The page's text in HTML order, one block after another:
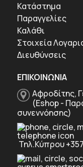
Κατάστημα
Παραγγελίες
Καλάθι
Στοιχεία
Διευθύνσεις
ΕΠΙΚΟΙΝΩΝΙΑ
Αφροδίτης,
(Eshop -
συνεννόησης)
Τηλ.Κύπρου